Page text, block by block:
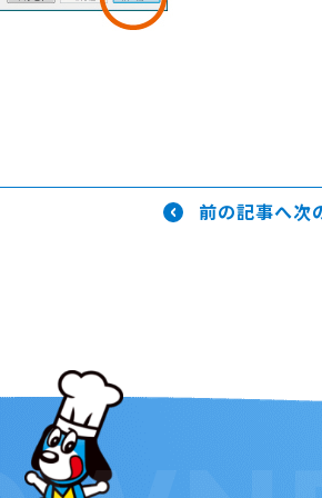
前の記事へ次